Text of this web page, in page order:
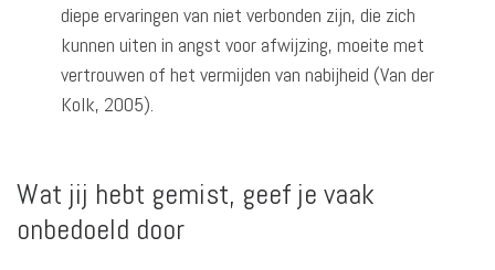
diepe ervaringen van niet verbonden zijn, die zich
kunnen uiten in angst voor afwijzing, moeite met
vertrouwen of het vermijden van nabijheid (Van der
Kolk, 2005).
Wat jij hebt gemist, geef je vaak
onbedoeld door